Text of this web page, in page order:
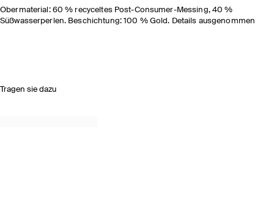
Obermaterial: 60 % recyceltes Post-Consumer-Messing, 40 %
Süßwasserperlen. Beschichtung: 100 % Gold. Details ausgenommen
Tragen sie dazu